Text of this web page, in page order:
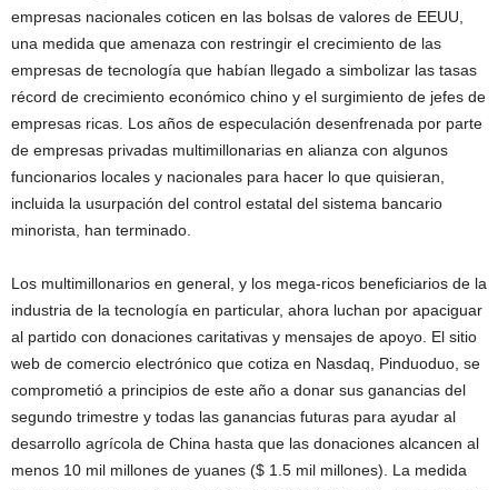
empresas nacionales coticen en las bolsas de valores de EEUU,
una medida que amenaza con restringir el crecimiento de las
empresas de tecnología que habían llegado a simbolizar las tasas
récord de crecimiento económico chino y el surgimiento de jefes de
empresas ricas. Los años de especulación desenfrenada por parte
de empresas privadas multimillonarias en alianza con algunos
funcionarios locales y nacionales para hacer lo que quisieran,
incluida la usurpación del control estatal del sistema bancario
minorista, han terminado.
Los multimillonarios en general, y los mega-ricos beneficiarios de la
industria de la tecnología en particular, ahora luchan por apaciguar
al partido con donaciones caritativas y mensajes de apoyo. El sitio
web de comercio electrónico que cotiza en Nasdaq, Pinduoduo, se
comprometió a principios de este año a donar sus ganancias del
segundo trimestre y todas las ganancias futuras para ayudar al
desarrollo agrícola de China hasta que las donaciones alcancen al
menos 10 mil millones de yuanes ($ 1.5 mil millones). La medida